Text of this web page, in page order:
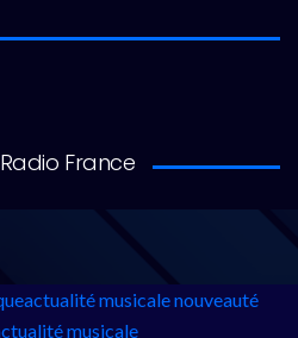
France
actualité musicalenouveauté
musicale